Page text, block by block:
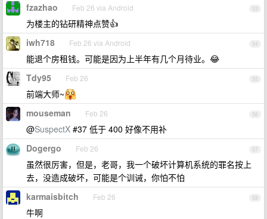
53
fzazhao Feb 26 via Android
为楼主的钻研精神点赞👍
54
iwh718 Feb 26 via Android
能退个房租钱。可能是因为上半年有几个月待业。😂
55
Tdy95 Feb 26
前端大师~
56
mouseman Feb 26
@SuspectX #37 低于 400 好像不用补
57
Dogergo Feb 26
虽然很厉害，但是，老哥，我一个破坏计算机系统的罪名按上
去，没造成破坏，可能是个训诫，你怕不怕
58
karmaisbitch Feb 26
牛啊